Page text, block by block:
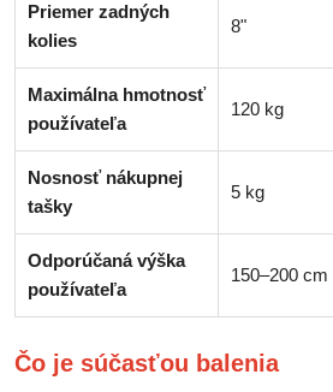
Priemer zadných
kolies
8"
Maximálna hmotnosť
používateľa
120 kg
Nosnosť nákupnej
tašky
5 kg
Odporúčaná výška
používateľa
150–200 cm
Čo je súčasťou balenia